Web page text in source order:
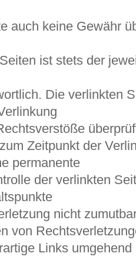
auch keine Gewähr
ist stets der
Die verlinkten
Zeitpunkt der
permanente
der verlinkten
nicht
von
Links umgehend